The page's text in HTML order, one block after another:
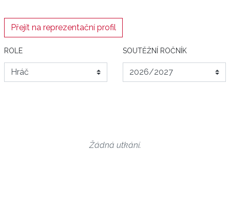
Přejít na reprezentační profil
ROLE SOUTĚŽNÍ ROČNÍK
Žádná utkání.